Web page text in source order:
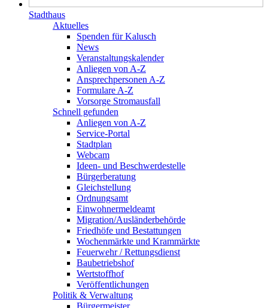
Stadthaus
Aktuelles
Spenden für Kalusch
News
Veranstaltungskalender
Anliegen von A-Z
Ansprechpersonen A-Z
Formulare A-Z
Vorsorge Stromausfall
Schnell gefunden
Anliegen von A-Z
Service-Portal
Stadtplan
Webcam
Ideen- und Beschwerdestelle
Bürgerberatung
Gleichstellung
Ordnungsamt
Einwohnermeldeamt
Migration/Ausländerbehörde
Friedhöfe und Bestattungen
Wochenmärkte und Krammärkte
Feuerwehr / Rettungsdienst
Baubetriebshof
Wertstoffhof
Veröffentlichungen
Politik & Verwaltung
Bürgermeister